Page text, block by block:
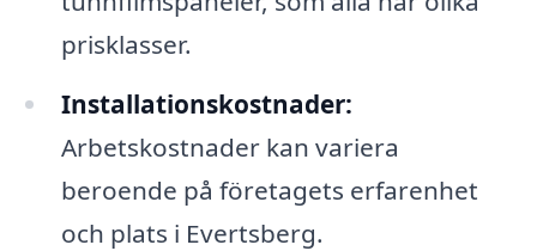
prisklasser.
Installationskostnader:
Arbetskostnader kan variera
beroende på företagets erfarenhet
och plats i Evertsberg.